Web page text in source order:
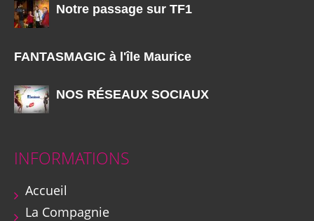
Notre passage sur TF1
FANTASMAGIC à l'île Maurice
NOS RÉSEAUX SOCIAUX
INFORMATIONS
Accueil
La Compagnie